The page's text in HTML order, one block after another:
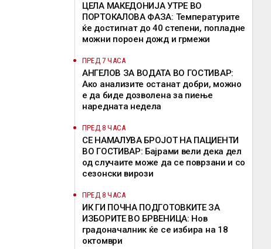
ЦЕЛА МАКЕДОНИЈА УТРЕ ВО
ПОРТОКАЛОВА ФАЗА: Температурите
ќе достигнат до 40 степени, попладне
можни пороен дожд и грмежи
ПРЕД 7 ЧАСА
АНГЕЛОВ ЗА ВОДАТА ВО ГОСТИВАР:
Ако анализите останат добри, можно
е да биде дозволена за пиење
наредната недела
ПРЕД 8 ЧАСА
СЕ НАМАЛУВА БРОЈОТ НА ПАЦИЕНТИ
ВО ГОСТИВАР: Бајрами вели дека дел
од случаите може да се поврзани и со
сезонски вирози
ПРЕД 8 ЧАСА
ИК ГИ ПОЧНА ПОДГОТОВКИТЕ ЗА
ИЗБОРИТЕ ВО БРВЕНИЦА: Нов
градоначалник ќе се избира на 18
октомври